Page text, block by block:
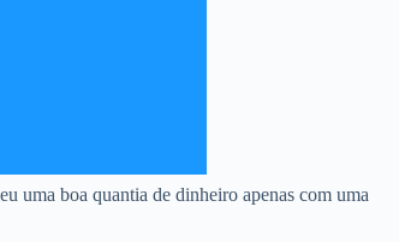
uma boa quantia de dinheiro apenas com uma